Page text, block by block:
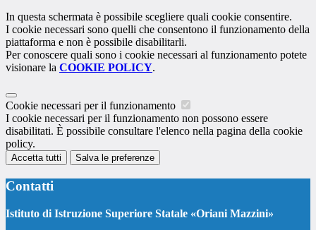
In questa schermata è possibile scegliere quali cookie consentire.
I cookie necessari sono quelli che consentono il funzionamento della
piattaforma e non è possibile disabilitarli.
Per conoscere quali sono i cookie necessari al funzionamento potete
visionare la COOKIE POLICY.
Cookie necessari per il funzionamento
I cookie necessari per il funzionamento non possono essere
disabilitati. È possibile consultare l'elenco nella pagina della cookie
policy.
Accetta tutti Salva le preferenze
Contatti
Istituto di Istruzione Superiore Statale «Oriani Mazzini»